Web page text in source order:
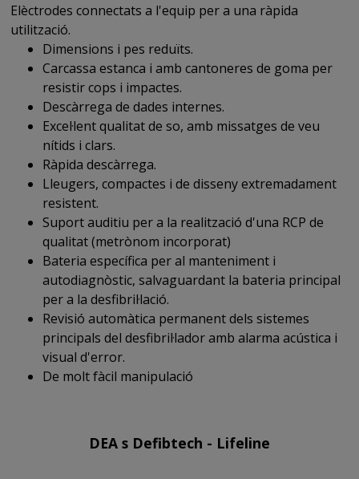
Elèctrodes connectats a l'equip per a una ràpida
utilització.
Dimensions i pes reduïts.
Carcassa estanca i amb cantoneres de goma per
resistir cops i impactes.
Descàrrega de dades internes.
Excel·lent qualitat de so, amb missatges de veu
nítids i clars.
Ràpida descàrrega.
Lleugers, compactes i de disseny extremadament
resistent.
Suport auditiu per a la realització d'una RCP de
qualitat (metrònom incorporat)
Bateria específica per al manteniment i
autodiagnòstic, salvaguardant la bateria principal
per a la desfibril·lació.
Revisió automàtica permanent dels sistemes
principals del desfibril·lador amb alarma acústica i
visual d'error.
De molt fàcil manipulació
DEA s Defibtech - Lifeline